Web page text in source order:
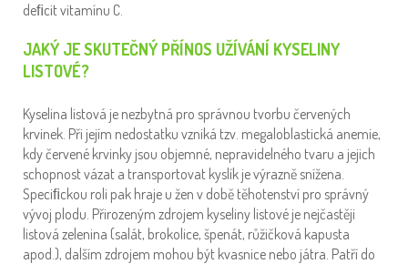
deﬁcit vitamínu C.
JAKÝ JE SKUTEČNÝ PŘÍNOS UŽÍVÁNÍ KYSELINY
LISTOVÉ?
Kyselina listová je nezbytná pro správnou tvorbu červených
krvinek. Při jejím nedostatku vzniká tzv. megaloblastická anemie,
kdy červené krvinky jsou objemné, nepravidelného tvaru a jejich
schopnost vázat a transportovat kyslík je výrazně snížena.
Speciﬁckou roli pak hraje u žen v době těhotenství pro správný
vývoj plodu. Přirozeným zdrojem kyseliny listové je nejčastěji
listová zelenina (salát, brokolice, špenát, růžičková kapusta
apod.), dalším zdrojem mohou být kvasnice nebo játra. Patří do